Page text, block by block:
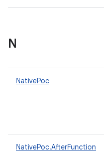
N
NativePoc
NativePoc.AfterFunction